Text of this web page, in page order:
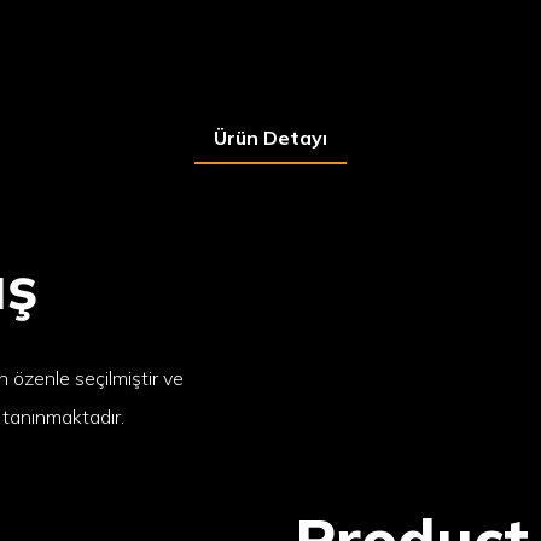
Ürün Detayı
özenle seçilmiştir ve